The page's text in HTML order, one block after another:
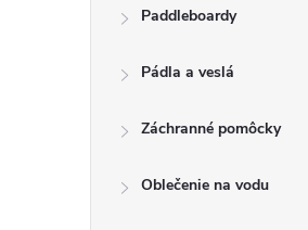
Paddleboardy
Pádla a veslá
Záchranné pomôcky
Oblečenie na vodu